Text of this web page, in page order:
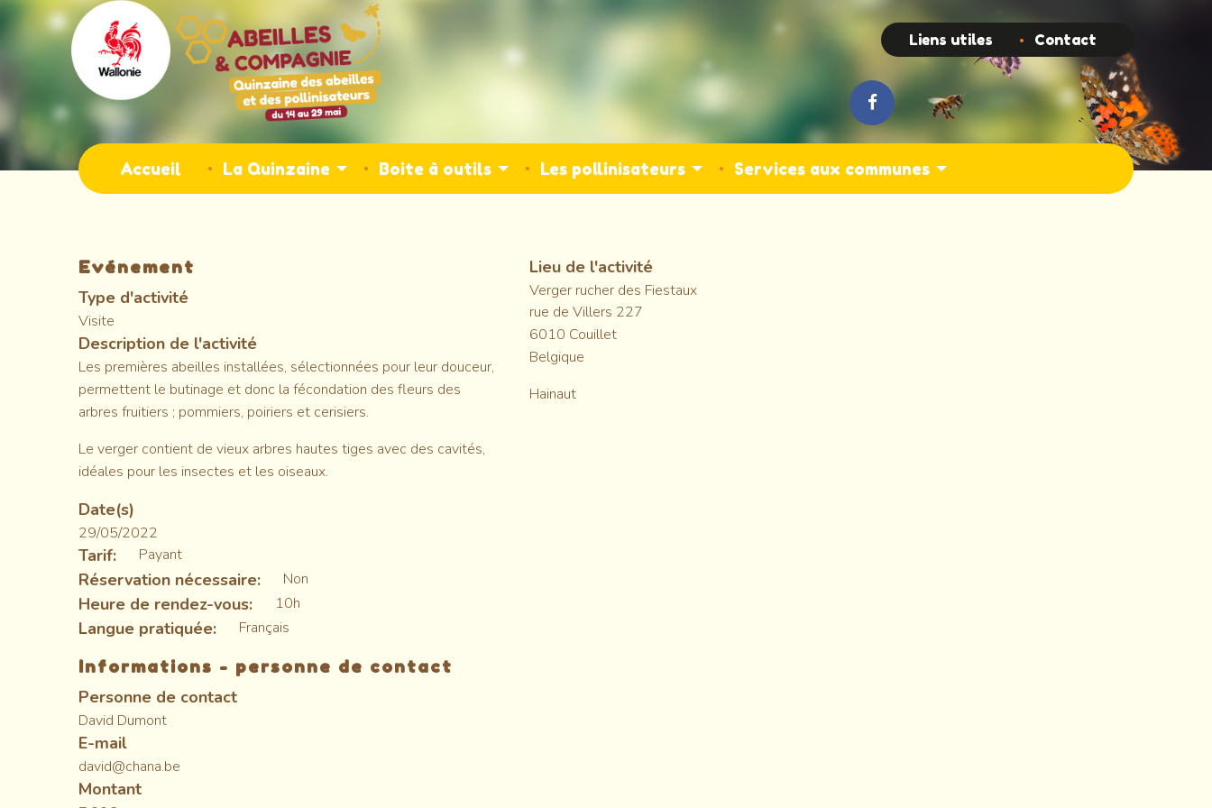
Aller
contenu
Main
navigation
Accueil La Quinzaine Boite à outils Les pollinisateurs Services aux communes
TopLiens utiles Contact
Evénement
Type d'activité
Visite
Description de l'activité
Les premières abeilles installées, sélectionnées pour leur douceur,
permettent le butinage et donc la fécondation des fleurs des
arbres fruitiers ; pommiers, poiriers et cerisiers.
Le verger contient de vieux arbres hautes tiges avec des cavités,
idéales pour les insectes et les oiseaux.
Date(s)
29/05/2022
Tarif Payant
Réservation nécessaire Non
Heure de rendez-vous 10h
Langue pratiquée Français
Informations - personne de contact
Personne de contact
David Dumont
E-mail
david@chana.be
Montant
Lieu de l'activité
Verger rucher des Fiestaux
rue de Villers 227
6010 Couillet
Belgique
Hainaut